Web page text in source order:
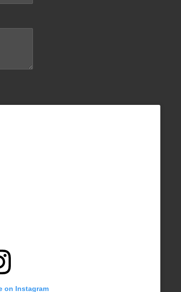
on Instagram